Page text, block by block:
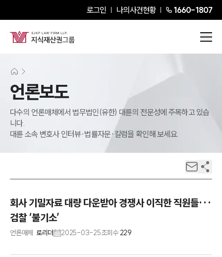
로그인 나의사건현황 1660-1807
언론보도
다수의 언론매체에서 법무법인(유한) 대륜의 전문성에 주목하고 있습
니다.
대륜 소속 변호사 인터뷰·법률자문·칼럼을 확인해 보세요.
회사 기밀자료 대량 다운받아 경쟁사 이직한 직원들···
검찰 ‘불기소’
언론매체 로리더 2025-03-25조회수 229